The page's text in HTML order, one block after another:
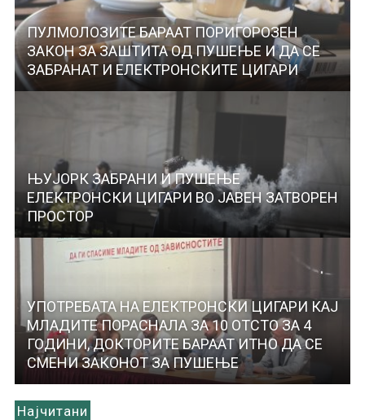
ПУЛМОЛОЗИТЕ БАРААТ ПОРИГОРОЗЕН
ЗАКОН ЗА ЗАШТИТА ОД ПУШЕЊЕ И ДА СЕ
ЗАБРАНАТ И ЕЛЕКТРОНСКИТЕ ЦИГАРИ
ЊУЈОРК ЗАБРАНИ И ПУШЕЊЕ
ЕЛЕКТРОНСКИ ЦИГАРИ ВО ЈАВЕН ЗАТВОРЕН
ПРОСТОР
УПОТРЕБАТА НА ЕЛЕКТРОНСКИ ЦИГАРИ КАЈ
МЛАДИТЕ ПОРАСНАЛА ЗА 10 ОТСТО ЗА 4
ГОДИНИ, ДОКТОРИТЕ БАРААТ ИТНО ДА СЕ
СМЕНИ ЗАКОНОТ ЗА ПУШЕЊЕ
Најчитани